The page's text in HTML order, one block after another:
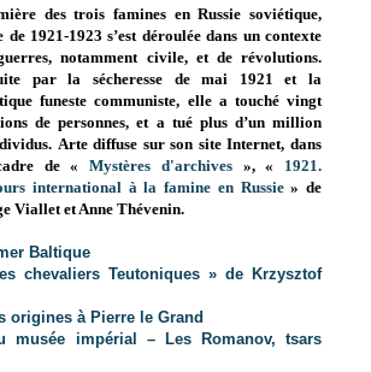
des trois famines en Russie soviétique,
de 1921-1923 s’est déroulée dans un contexte
notamment civile, et de révolutions.
par la sécheresse de mai 1921 et la
funeste communiste, elle a touché vingt
de personnes, et a tué plus d’un million
Arte diffuse sur son site Internet, dans
de «Mystères d'archives», « 1921.
international à la famine en Russie» de
Viallet et Anne Thévenin.
Baltique
chevaliers Teutoniques » de Krzysztof
origines à Pierre le Grand
musée impérial – Les Romanov, tsars